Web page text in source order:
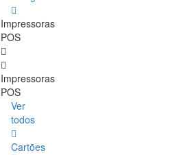
Impressoras
POS
Impressoras
POS
Ver
todos
Cartões